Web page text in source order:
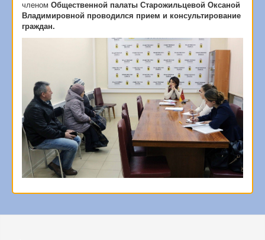
членом Общественной палаты Старожильцевой Оксаной
Владимировной проводился прием и консультирование
граждан.